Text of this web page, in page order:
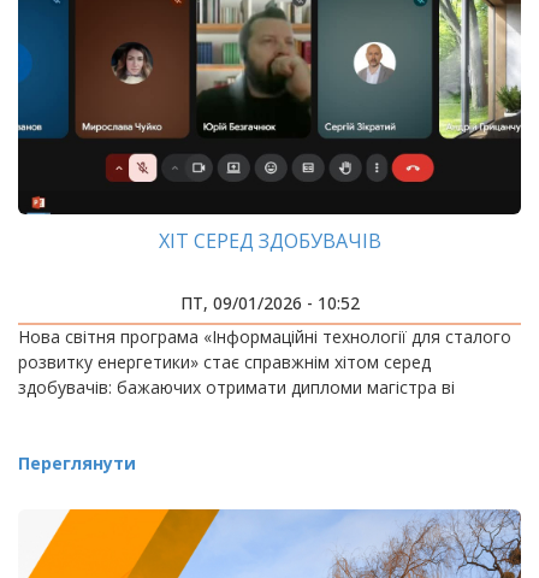
ХІТ СЕРЕД ЗДОБУВАЧІВ
ПТ, 09/01/2026 - 10:52
Нова світня програма «Інформаційні технології для сталого
розвитку енергетики» стає справжнім хітом серед
здобувачів: бажаючих отримати дипломи магістра ві
Переглянути